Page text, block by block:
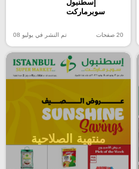
إسطنبول
سوبرماركت
20 صفحات تم النشر في يوليو 08
منتهية الصلاحية